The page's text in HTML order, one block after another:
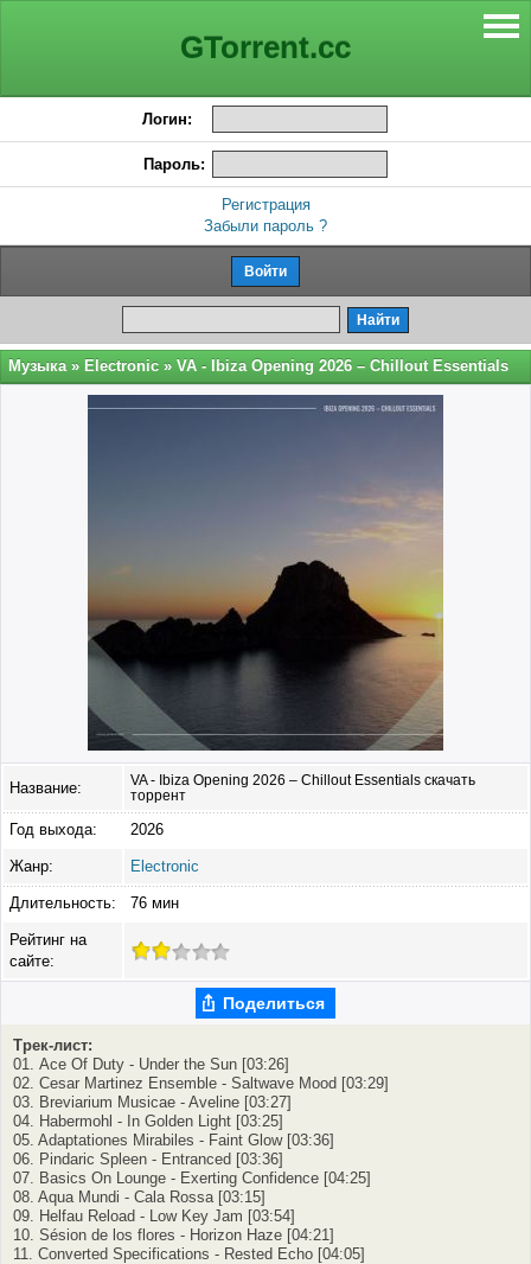
GTorrent.cc
Логин:
Пароль:
Регистрация
Забыли пароль ?
Музыка » Electronic » VA - Ibiza Opening 2026 – Chillout Essentials
Название:
VA - Ibiza Opening 2026 – Chillout Essentials скачать
торрент
Год выхода: 2026
Жанр: Electronic
Длительность: 76 мин
Рейтинг на
сайте:
Поделиться
Трек-лист:
01. Ace Of Duty - Under the Sun [03:26]
02. Cesar Martinez Ensemble - Saltwave Mood [03:29]
03. Breviarium Musicae - Aveline [03:27]
04. Habermohl - In Golden Light [03:25]
05. Adaptationes Mirabiles - Faint Glow [03:36]
06. Pindaric Spleen - Entranced [03:36]
07. Basics On Lounge - Exerting Confidence [04:25]
08. Aqua Mundi - Cala Rossa [03:15]
09. Helfau Reload - Low Key Jam [03:54]
10. Sésion de los flores - Horizon Haze [04:21]
11. Converted Specifications - Rested Echo [04:05]